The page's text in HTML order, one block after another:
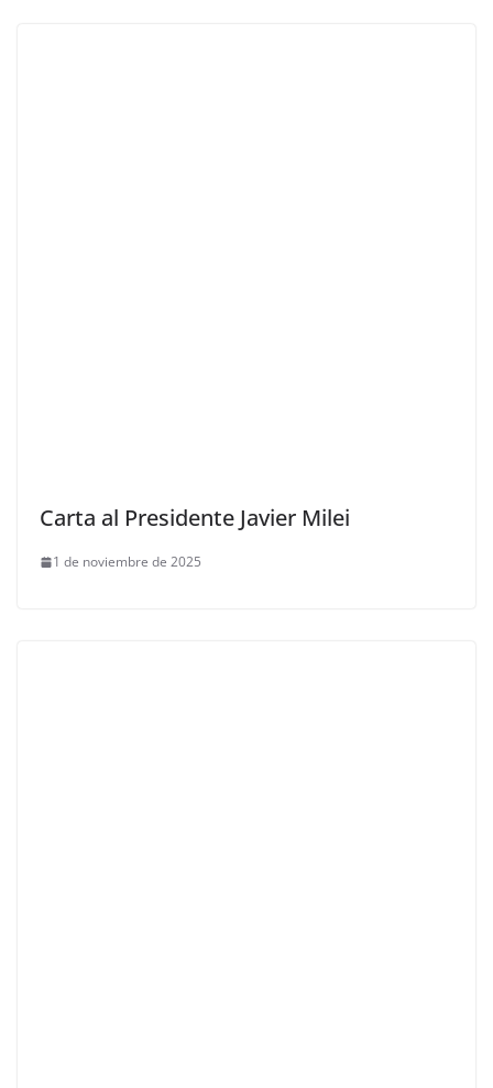
Carta al Presidente Javier Milei
1 de noviembre de 2025